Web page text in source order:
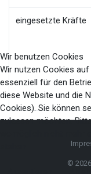
eingesetzte Kräfte
©
Wir benutzen Cookies
Wir nutzen Cookies auf
essenziell für den
diese Website und die
Cookies). Sie können
zulassen möchten.